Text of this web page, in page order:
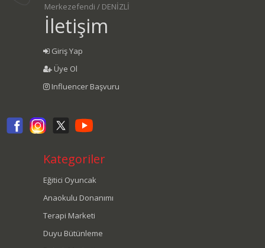
Merkezefendi / DENİZLİ
İletişim
Giriş Yap
Üye Ol
Influencer Başvuru
Kategoriler
Eğitici Oyuncak
Anaokulu Donanımı
Terapi Marketi
Duyu Bütünleme